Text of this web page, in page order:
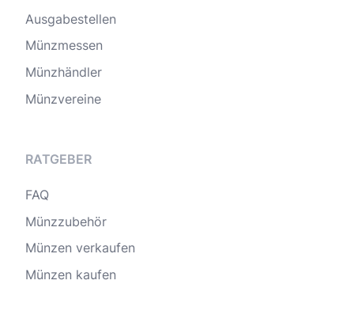
Ausgabestellen
Münzmessen
Münzhändler
Münzvereine
RATGEBER
FAQ
Münzzubehör
Münzen verkaufen
Münzen kaufen